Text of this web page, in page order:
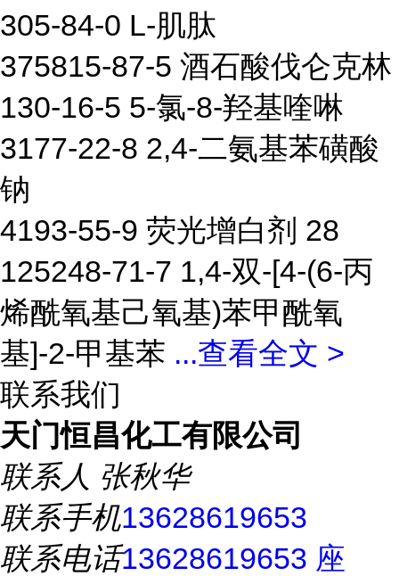
305-84-0 L-肌肽
375815-87-5 酒石酸伐仑克林
130-16-5 5-氯-8-羟基喹啉
3177-22-8 2,4-二氨基苯磺酸
钠
4193-55-9 荧光增白剂 28
125248-71-7 1,4-双-[4-(6-丙
烯酰氧基己氧基)苯甲酰氧
基]-2-甲基苯 ...查看全文 >
联系我们
天门恒昌化工有限公司
联系人 张秋华
联系手机13628619653
联系电话13628619653 座